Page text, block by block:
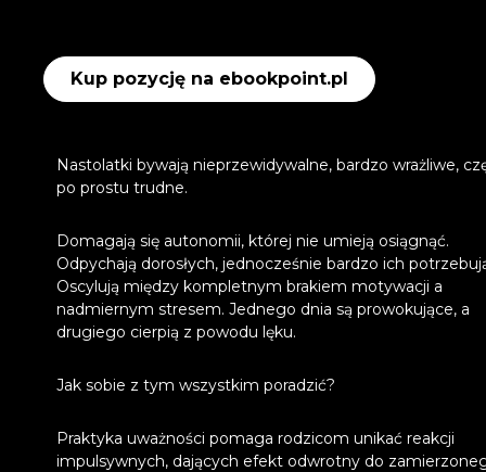
Kup pozycję na ebookpoint.pl
Nastolatki bywają nieprzewidywalne, bardzo wrażliwe,
po prostu trudne.
Domagają się autonomii, której nie umieją osiągnąć.
Odpychają dorosłych, jednocześnie bardzo ich
Oscylują między kompletnym brakiem motywacji a
nadmiernym stresem. Jednego dnia są prowokujące, a
drugiego cierpią z powodu lęku.
Jak sobie z tym wszystkim poradzić?
Praktyka uważności pomaga rodzicom unikać reakcji
impulsywnych, dających efekt odwrotny do